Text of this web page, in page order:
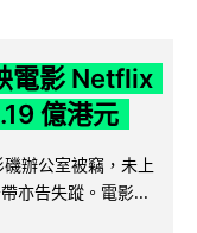
電影 Netflix
億港元
辦公室被竊，未上
亦告失蹤。電影...